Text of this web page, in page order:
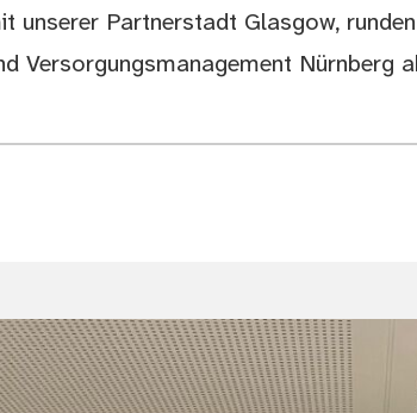
unserer Partnerstadt Glasgow,
Versorgungsmanagement Nürnberg